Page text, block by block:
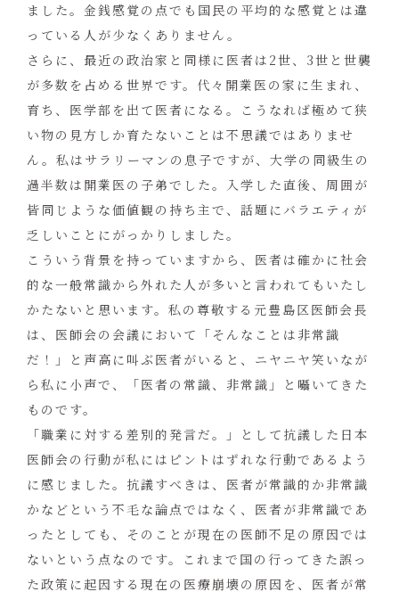
ました。金銭感覚の点でも国民の平均的な感覚とは違
っている人が少なくありません。
さらに、最近の政治家と同様に医者は2世、3世と世襲
が多数を占める世界です。代々開業医の家に生まれ、
育ち、医学部を出て医者になる。こうなれば極めて狭
い物の見方しか育たないことは不思議ではありませ
ん。私はサラリーマンの息子ですが、大学の同級生の
過半数は開業医の子弟でした。入学した直後、周囲が
皆同じような価値観の持ち主で、話題にバラエティが
乏しいことにがっかりしました。
こういう背景を持っていますから、医者は確かに社会
的な一般常識から外れた人が多いと言われてもいたし
かたないと思います。私の尊敬する元豊島区医師会長
は、医師会の会議において「そんなことは非常識
だ！」と声高に叫ぶ医者がいると、ニヤニヤ笑いなが
ら私に小声で、「医者の常識、非常識」と囁いてきた
ものです。
「職業に対する差別的発言だ。」として抗議した日本
医師会の行動が私にはピントはずれな行動であるよう
に感じました。抗議すべきは、医者が常識的か非常識
かなどという不毛な論点ではなく、医者が非常識であ
ったとしても、そのことが現在の医師不足の原因では
ないという点なのです。これまで国の行ってきた誤っ
た政策に起因する現在の医療崩壊の原因を、医者が常